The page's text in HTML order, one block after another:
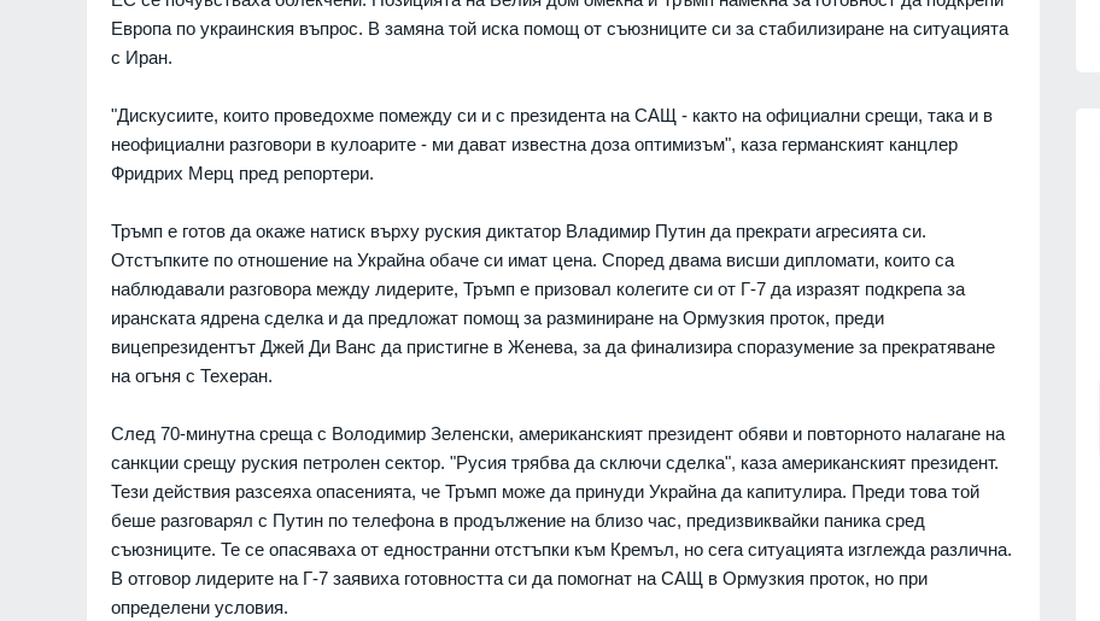
Европа по украинския въпрос. В замяна той иска помощ от съюзниците си за стабилизиране на ситуацията
с Иран.
"Дискусиите, които проведохме помежду си и с президента на САЩ - както на официални срещи, така и в
неофициални разговори в кулоарите - ми дават известна доза оптимизъм", каза германският канцлер
Фридрих Мерц пред репортери.
Тръмп е готов да окаже натиск върху руския диктатор Владимир Путин да прекрати агресията си.
Отстъпките по отношение на Украйна обаче си имат цена. Според двама висши дипломати, които са
наблюдавали разговора между лидерите, Тръмп е призовал колегите си от Г-7 да изразят подкрепа за
иранската ядрена сделка и да предложат помощ за разминиране на Ормузкия проток, преди
вицепрезидентът Джей Ди Ванс да пристигне в Женева, за да финализира споразумение за прекратяване
на огъня с Техеран.
След 70-минутна среща с Володимир Зеленски, американският президент обяви и повторното налагане на
санкции срещу руския петролен сектор. "Русия трябва да сключи сделка", каза американският президент.
Тези действия разсеяха опасенията, че Тръмп може да принуди Украйна да капитулира. Преди това той
беше разговарял с Путин по телефона в продължение на близо час, предизвиквайки паника сред
съюзниците. Те се опасяваха от едностранни отстъпки към Кремъл, но сега ситуацията изглежда различна.
В отговор лидерите на Г-7 заявиха готовността си да помогнат на САЩ в Ормузкия проток, но при
определени условия.
като
07.08.2026г.
закон
разузнаване
план на Путин -
може да започне
07.08.2026г.
са ни необходими и на нас
СВЕТЪТ 07.08.2026г.
Украинският президент обяви
началото на специални операции
РУСИЯ И УКРАЙНА 07.08.2026г.
Призоваха Запада за акция на
специални части в Русия за
унищожаване на
севернокорейски ракетни
установки
всяко престижно състезание до
момента
ОБРАЗОВАНИЕ И РЕЛИГИЯ
Нова Загора отново ще бъде
"Галъп": 52% с критично
отношение към външната
политика на Радев, кабинетът му
запазва подкрепа
ПОЛИТИКА 06.08.2026г.